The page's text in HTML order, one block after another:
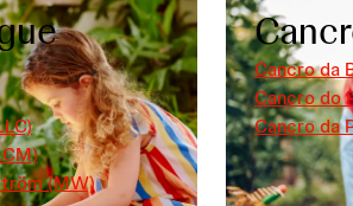
(MW)
Cancro da
Cancro do
Cancro da